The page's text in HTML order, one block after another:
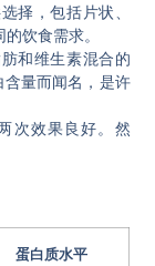
择，包括片状、
饮食需求。
和维生素混合的
含量而闻名，是许
次效果良好。然
蛋白质水平